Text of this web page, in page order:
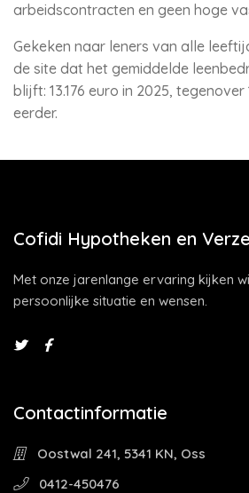
arbeidscontracten en geen hoge
Gekeken naar leners van alle
de site dat het gemiddelde
blijft: 13.176 euro in 2025,
eerder.
Cofidi Hypotheken en
Met onze jarenlange ervaring kijken
persoonlijke situatie en wensen.
Contactinformatie
Oostwal 241, 5341 KN, Oss
0412-450476